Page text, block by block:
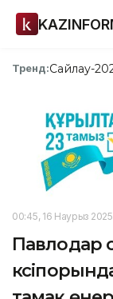
Тренд:Сайлау-
00:45, 16 Наурыз 2025
Павлодар